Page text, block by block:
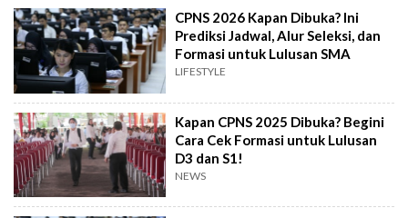
CPNS 2026 Kapan Dibuka? Ini
Prediksi Jadwal, Alur Seleksi, dan
Formasi untuk Lulusan SMA
LIFESTYLE
Kapan CPNS 2025 Dibuka? Begini
Cara Cek Formasi untuk Lulusan
D3 dan S1!
NEWS